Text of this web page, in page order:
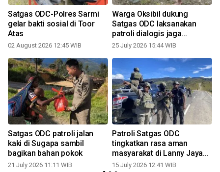
Satgas ODC-Polres Sarmi
gelar bakti sosial di Toor
Atas
02 August 2026 12:45 WIB
Warga Oksibil dukung
Satgas ODC laksanakan
patroli dialogis jaga
keamanan
25 July 2026 15:44 WIB
Satgas ODC patroli jalan
kaki di Sugapa sambil
bagikan bahan pokok
21 July 2026 11:11 WIB
Patroli Satgas ODC
tingkatkan rasa aman
masyarakat di Lanny Jaya
Papua Pegunungan
15 July 2026 12:41 WIB